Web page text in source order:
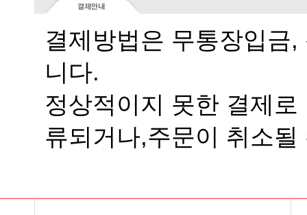
니다.
류되거나,주문이 취소될